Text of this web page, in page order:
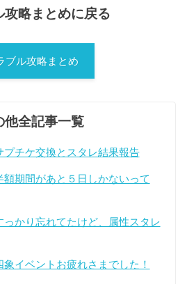
攻略まとめに戻る
ブル攻略まとめ
他全記事一覧
プチケ交換とスタレ結果報告
額期間があと５日しかないって
っかり忘れてたけど、属性スタレ
象イベントお疲れさまでした！